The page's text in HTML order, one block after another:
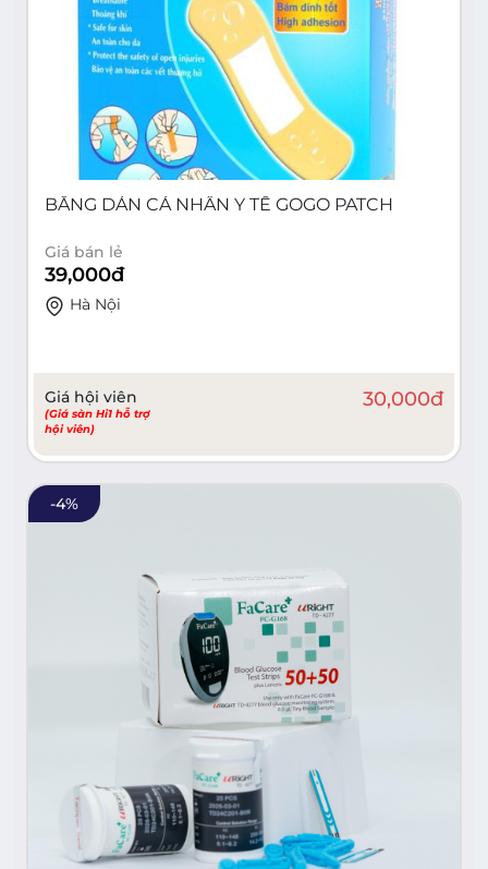
BĂNG DÁN CÁ NHÂN Y TẾ GOGO PATCH
Giá bán lẻ
39,000đ
Hà Nội
Giá hội viên
(Giá sàn Hi1 hỗ trợ
hội viên)
30,000đ
-4%